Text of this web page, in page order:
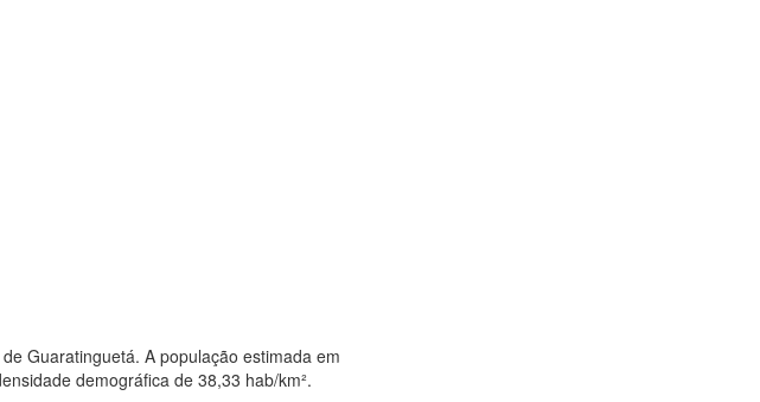
Guaratinguetá. A população estimada em
demográfica de 38,33 hab/km².